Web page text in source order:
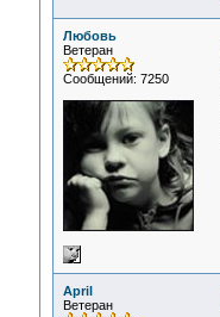
Любовь
Ветеран
Сообщений: 7250
April
Ветеран